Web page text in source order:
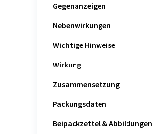
Gegenanzeigen
Nebenwirkungen
Wichtige Hinweise
Wirkung
Zusammensetzung
Packungsdaten
Beipackzettel & Abbildungen